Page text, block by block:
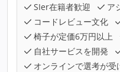
SIer在籍者歓迎
ア
コードレビュー文化
椅子が定価6万円以上
自社サービスを開発
オンラインで選考が受